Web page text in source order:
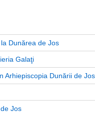
Dunărea de Jos
Galaţi
Arhiepiscopia Dunării de Jos
Jos